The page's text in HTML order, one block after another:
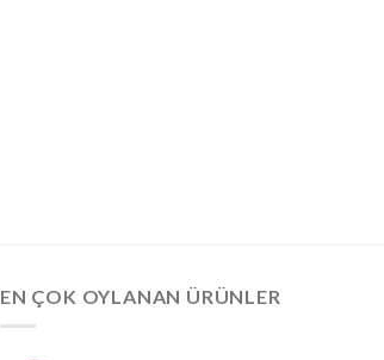
EN ÇOK OYLANAN ÜRÜNLER